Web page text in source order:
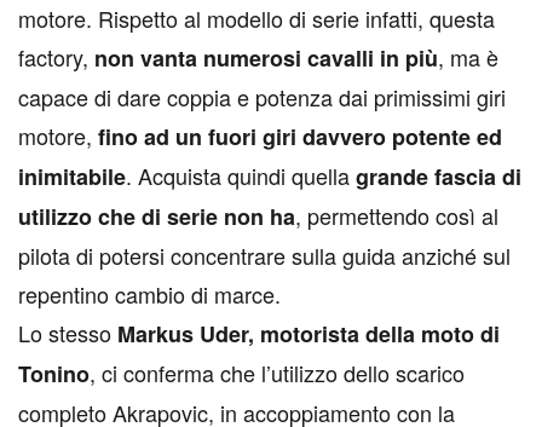
motore. Rispetto al modello di serie infatti, questa
factory, non vanta numerosi cavalli in più, ma è
capace di dare coppia e potenza dai primissimi giri
motore, fino ad un fuori giri davvero potente ed
inimitabile. Acquista quindi quellagrande fascia di
utilizzo che di serie non ha, permettendo così al
pilota di potersi concentrare sulla guida anziché sul
repentino cambio di marce.
Lo stesso Markus Uder, motorista della moto di
Tonino, ci conferma che l’utilizzo dello scarico
completo Akrapovic, in accoppiamento con la